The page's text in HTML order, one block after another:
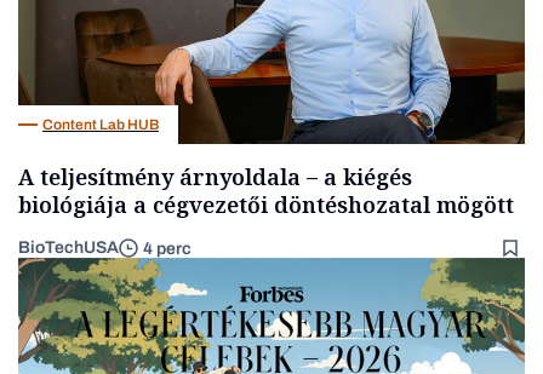
Content Lab HUB
A teljesítmény árnyoldala – a kiégés
biológiája a cégvezetői döntéshozatal mögött
BioTechUSA 4 perc